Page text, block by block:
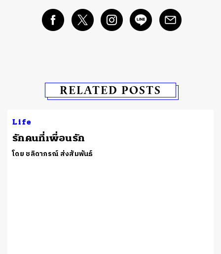
RELATED POSTS
Life
รักคนที่เพื่อนรัก
โดย ชลิดาภรณ์ ส่งสัมพันธ์